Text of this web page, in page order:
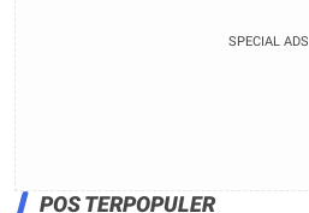
SPECIAL ADS
POS TERPOPULER